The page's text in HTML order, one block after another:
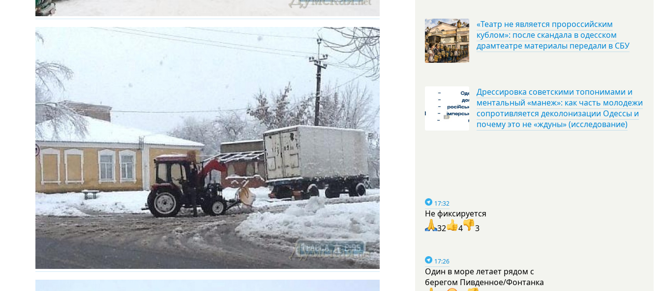
«Театр не является пророссийским
кублом»: после скандала в одесском
драмтеатре материалы передали в СБУ
Дрессировка советскими топонимами и
ментальный «манеж»: как часть молодежи
сопротивляется деколонизации Одессы и
почему это не «ждуны» (исследование)
17:32
Не фиксируется
32
4 3
17:26
Один в море летает рядом с
берегом Пивденное/Фонтанка